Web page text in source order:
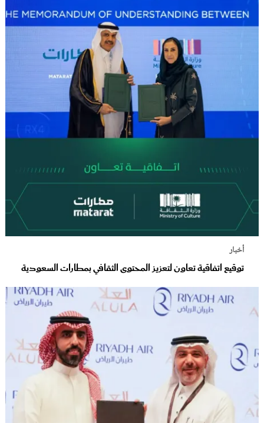
أخبار
توقيع اتفاقية تعاون لتعزيز المحتوى الثقافي بمطارات السعودية